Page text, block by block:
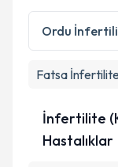
Kişisel
Metni
'ni
Ordu
Fatsa İnfertilite
İnfertilite
Hastalıklar